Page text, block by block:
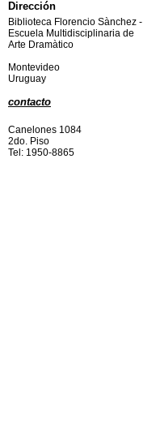
Dirección
Biblioteca Florencio Sànchez -
Escuela Multidisciplinaria de
Arte Dramàtico
Montevideo
Uruguay
contacto
Canelones 1084
2do. Piso
Tel: 1950-8865